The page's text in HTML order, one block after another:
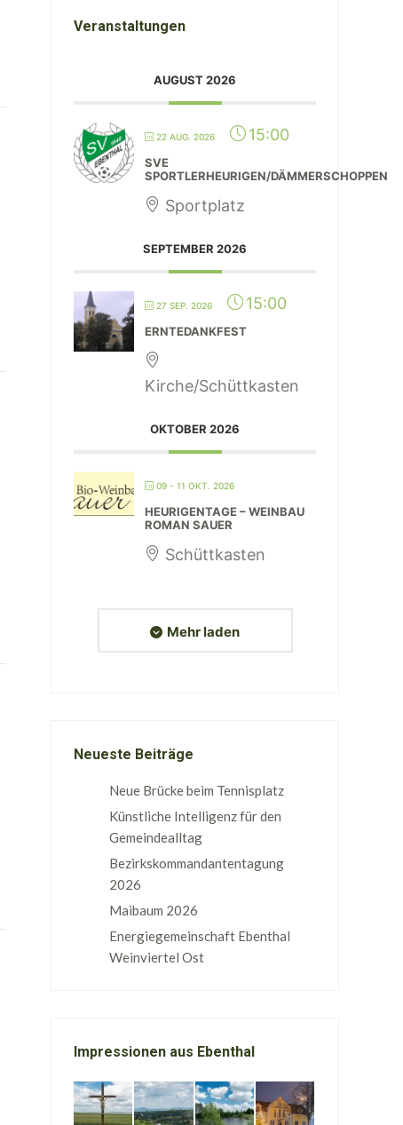
Veranstaltungen
AUGUST 2026
22 AUG. 2026 15:00
SVE
SPORTLERHEURIGEN/DÄMMERSCHOPPEN
Sportplatz
SEPTEMBER 2026
27 SEP. 2026 15:00
ERNTEDANKFEST
Kirche/Schüttkasten
OKTOBER 2026
09 - 11 OKT. 2026
HEURIGENTAGE – WEINBAU
ROMAN SAUER
Schüttkasten
Mehr laden
Neueste Beiträge
Neue Brücke beim Tennisplatz
Künstliche Intelligenz für den
Gemeindealltag
Bezirkskommandantentagung
2026
Maibaum 2026
Energiegemeinschaft Ebenthal
Weinviertel Ost
Impressionen aus Ebenthal